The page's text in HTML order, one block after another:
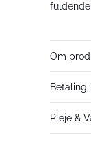
Om
Pleje &